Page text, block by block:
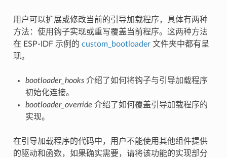
用户可以扩展或修改当前的引导加载程序，具体有两种
方法：使用钩子实现或重写覆盖当前程序。这两种方法
在 ESP-IDF 示例的 custom_bootloader文件夹中都有呈
现。
bootloader_hooks介绍了如何将钩子与引导加载程序
初始化连接。
bootloader_override 介绍了如何覆盖引导加载程序的
实现。
在引导加载程序的代码中，用户不能使用其他组件提供
的驱动和函数，如果确实需要，请将该功能的实现部分